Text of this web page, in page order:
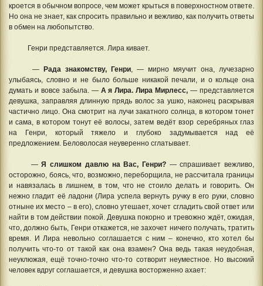
кроется в обычном вопросе, чем может крыться в поверхностном ответе.
Но она не знает, как спросить правильно и вежливо, как получить ответы
в обмен на любопытство.
Генри представляется. Лира кивает.
— Рада знакомству, Генри , — мирно мяучит она, лучезарно
улыбаясь, словно и не было больше никакой печали, и о кольце она
думать и вовсе забыла. —А я Лира. Лира Мирлесс, — представляется
девушка, заправляя длинную прядь волос за ушко, наконец раскрывая
частично лицо. Она смотрит на лучи закатного солнца, в котором тонет
и сама, в котором тонут её волосы, затем ведёт взор серебряных глаз
на Генри, который тяжело и глубоко задумывается над её
предложением. Беловолосая неуверенно сглатывает.
—Я слишком давлю на Вас, Генри? — спрашивает вежливо,
осторожно, боясь, что, возможно, переборщила, не рассчитала границы
и навязалась в лишнем, в том, что не стоило делать и говорить. Он
нежно гладит её ладони (Лира успела вернуть ручку в его руки, словно
отныне их место – в его), словно утешает, хочет сгладить свой ответ или
найти в том действии покой. Девушка покорно и тревожно ждёт, ожидая,
что, должно быть, Генри откажется, не захочет ничего получать, тратить
время. И Лира невольно соглашается с ним – конечно, кто хотел бы
получить что-то от такой как она взамен? Она ведь такая неудобная,
неуклюжая, ещё точно-точно что-то сотворит неуместное. Но высокий
человек вдруг соглашается, и девушка восторженно ахает: